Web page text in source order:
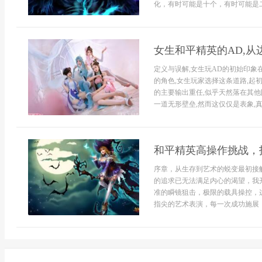
化，有时可能是十个，有时可能
女生和平精英的AD,从
定义与误解,女生玩AD的初始印象
的角色,女生玩家选择这条道路,起
的主要输出重任,似乎天然落在其
一道无形壁垒,然而这仅仅是表象,
和平精英高操作挑战
序章，从生存到艺术的蜕变最初
的追求已无法满足内心的渴望，
准的瞬镜狙击，极限的载具操控
指尖的艺术表演，每一次成功施展